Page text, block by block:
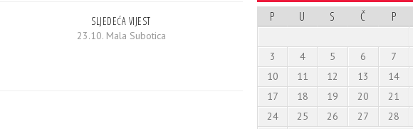
SLJEDEĆA VIJEST
23.10. Mala Subotica
P U S Č P
3
4 5 6 7
10
11 12 13 14
17
18 19 20 21
24
25 26 27 28